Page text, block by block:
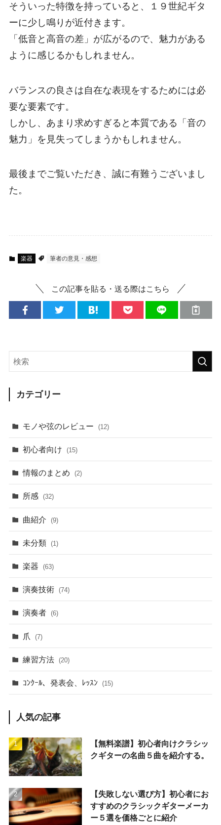
そういった特徴を持っていると、１９世紀ギタ
ーに少し鳴りが近付きます。
「低音と高音の差」が広がるので、魅力がある
ように感じるかもしれません。
バランスの良さは自在な表現をするためには必
要な要素です。
しかし、あまり求めすぎると本質である「音の
魅力」を見失ってしまうかもしれません。
最後までご覧いただき、誠に有難うございまし
た。
楽器 筆者の意見・感想
この記事を貼る・送る際はこちら
カテゴリー
モノや弦のレビュー (12)
初心者向け (15)
情報のまとめ (2)
所感 (32)
曲紹介 (9)
未分類 (1)
楽器 (63)
演奏技術 (74)
演奏者 (6)
爪 (7)
練習方法 (20)
ｺﾝｸｰﾙ、発表会、ﾚｯｽﾝ (15)
人気の記事
【無料楽譜】初心者向けクラシッ
クギターの名曲５曲を紹介する。
【失敗しない選び方】初心者にお
すすめのクラシックギターメーカ
ー５選を価格ごとに紹介